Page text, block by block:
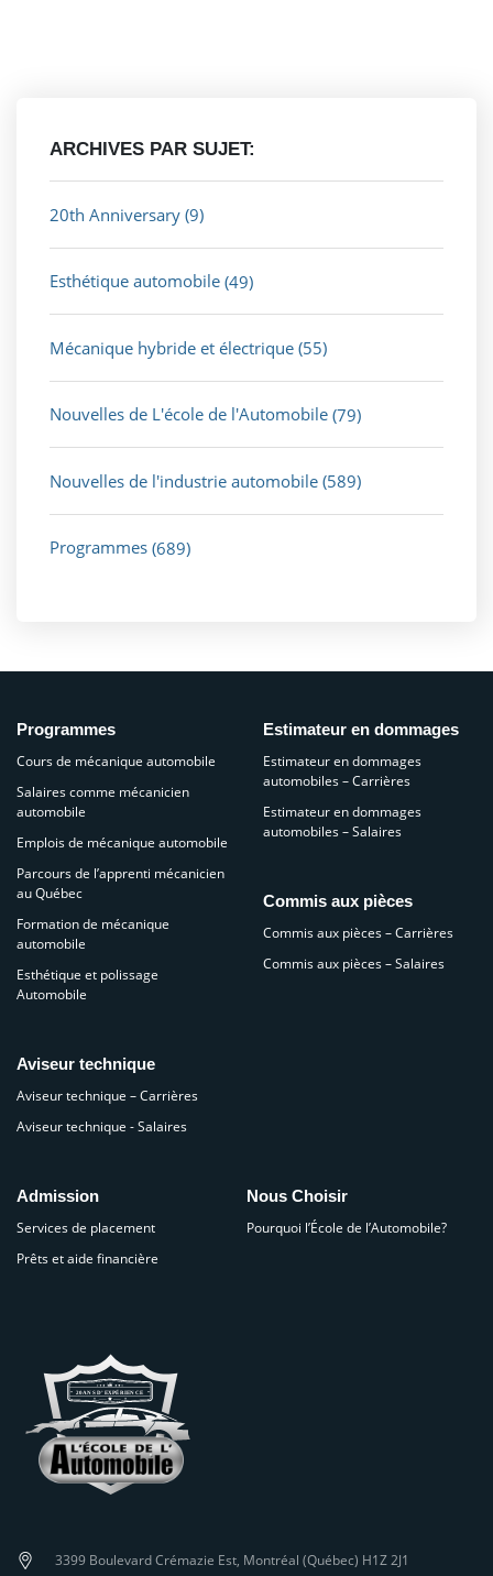
ARCHIVES PAR SUJET:
20th Anniversary (9)
Esthétique automobile (49)
Mécanique hybride et électrique (55)
Nouvelles de L'école de l'Automobile (79)
Nouvelles de l'industrie automobile (589)
Programmes (689)
3399 Boulevard Crémazie Est, Montréal (Québec) H1Z 2J1
Programmes
Cours de mécanique automobile
Salaires comme mécanicien
automobile
Emplois de mécanique automobile
Parcours de l’apprenti mécanicien
au Québec
Formation de mécanique
automobile
Esthétique et polissage
Automobile
Aviseur technique
Aviseur technique – Carrières
Aviseur technique - Salaires
Estimateur en dommages
Estimateur en dommages
automobiles – Carrières
Estimateur en dommages
automobiles – Salaires
Commis aux pièces
Commis aux pièces – Carrières
Commis aux pièces – Salaires
Admission
Services de placement
Prêts et aide financière
Nous Choisir
Pourquoi l’École de l’Automobile?